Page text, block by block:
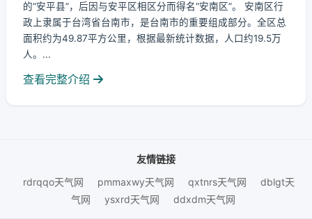
的“安平县”，后因与安平区相区分而得名“安南区”。 安南区行
政上隶属于台湾省台南市，是台南市的重要组成部分。全区总
面积约为49.87平方公里，根据最新统计数据，人口约19.5万
人。...
查看完整介绍
友情链接
rdrqqo天气网
pmmaxwy天气网 qxtnrs天气网
dblgt天
气网
ysxrd天气网 ddxdm天气网